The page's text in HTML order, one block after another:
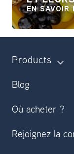
EN
Products
Blog
Où acheter ?
Rejoignez la